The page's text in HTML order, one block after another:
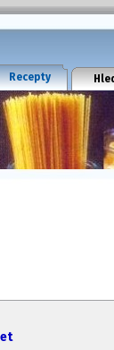
Recepty